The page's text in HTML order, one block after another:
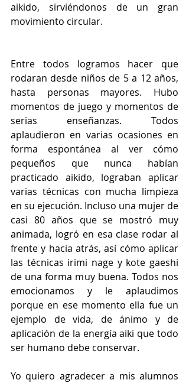
aikido, sirviéndonos de un gran
movimiento circular.
Entre todos logramos hacer que
rodaran desde niños de 5 a 12 años,
hasta personas mayores. Hubo
momentos de juego y momentos de
serias enseñanzas. Todos
aplaudieron en varias ocasiones en
forma espontánea al ver cómo
pequeños que nunca habían
practicado aikido, lograban aplicar
varias técnicas con mucha limpieza
en su ejecución. Incluso una mujer de
casi 80 años que se mostró muy
animada, logró en esa clase rodar al
frente y hacia atrás, así cómo aplicar
las técnicas irimi nage y kote gaeshi
de una forma muy buena. Todos nos
emocionamos y le aplaudimos
porque en ese momento ella fue un
ejemplo de vida, de ánimo y de
aplicación de la energía aiki que todo
ser humano debe conservar.
Yo quiero agradecer a mis alumnos